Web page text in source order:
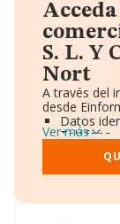
S. L. Y
Nort
A través del
desde
Datos
Teléfono,
Informe
Gráficos
Consejo
Ver más